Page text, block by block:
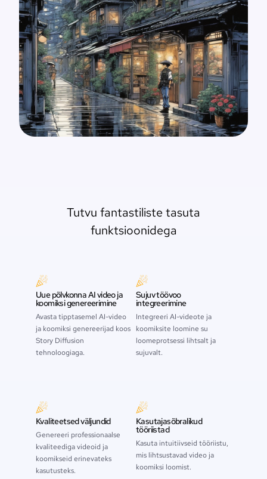
Tutvu fantastiliste tasuta
funktsioonidega
Uue põlvkonna AI video ja
koomiksi genereerimine
Avasta tipptasemel AI-video
ja koomiksi genereerijad koos
Story Diffusion
tehnoloogiaga.
Sujuv töövoo
integreerimine
Integreeri AI-videote ja
koomiksite loomine su
loomeprotsessi lihtsalt ja
sujuvalt.
Kvaliteetsed väljundid
Genereeri professionaalse
kvaliteediga videoid ja
koomikseid erinevateks
kasutusteks.
Kasutajasõbralikud
tööriistad
Kasuta intuitiivseid tööriistu,
mis lihtsustavad video ja
koomiksi loomist.